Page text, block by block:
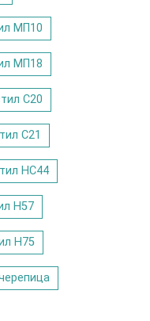
МП10
МП18
С20
С21
НС44
Н57
Н75